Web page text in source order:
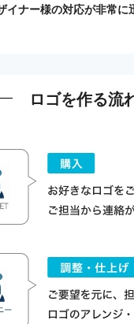
イナー様の対応が非常に
ロゴを作る流